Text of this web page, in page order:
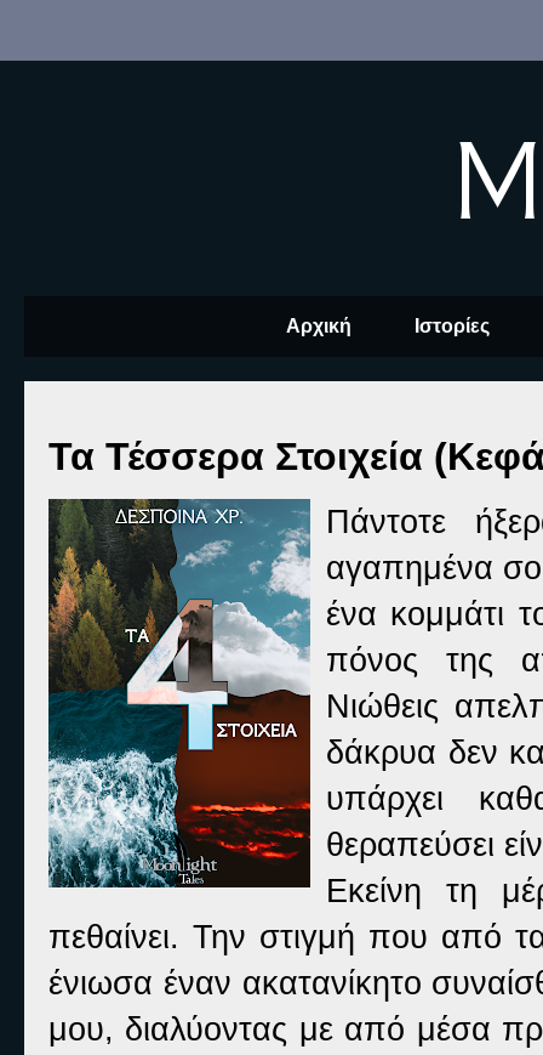
Αρχική Ιστορίες
Τα Τέσσερα Στοιχεία
Πάντοτε
αγαπημένα
ένα κομμάτι
πόνος της
Νιώθεις
δάκρυα δεν
υπάρχει
θεραπεύσει
Εκείνη τη
πεθαίνει. Την στιγμή που από
ένιωσα έναν ακατανίκητο
μου, διαλύοντας με από μέσα